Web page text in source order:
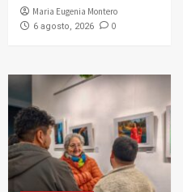
Maria Eugenia Montero
6 agosto, 2026 0